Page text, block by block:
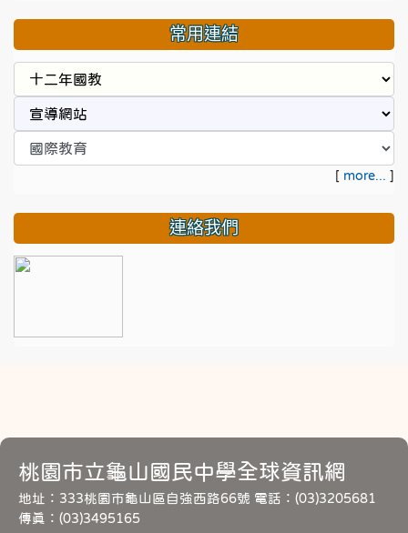
常用連結
[ more... ]
連絡我們
桃園市立龜山國民中學全球資訊網
地址：333桃園市龜山區自強西路66號 電話：(03)3205681
傳真：(03)3495165